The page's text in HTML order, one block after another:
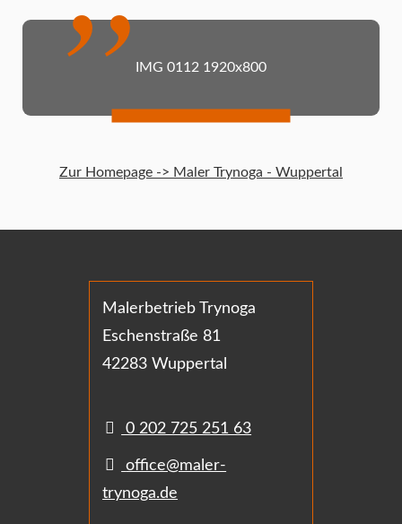
IMG 0112 1920x800
Zur Homepage -> Maler Trynoga - Wuppertal
Malerbetrieb Trynoga
Eschenstraße 81
42283 Wuppertal
0 202 725 251 63
office@maler-
trynoga.de